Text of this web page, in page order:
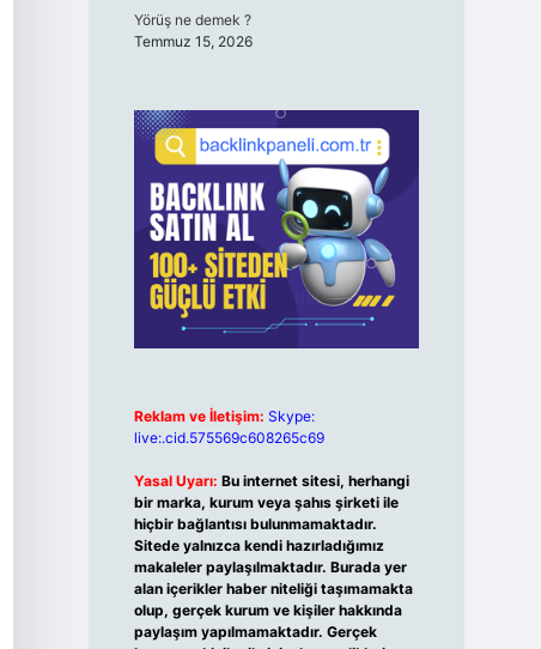
Yörüş ne demek ?
Temmuz 15, 2026
Reklam ve İletişim: Skype:
live:.cid.575569c608265c69
Yasal Uyarı: Bu internet sitesi, herhangi
bir marka, kurum veya şahıs şirketi ile
hiçbir bağlantısı bulunmamaktadır.
Sitede yalnızca kendi hazırladığımız
makaleler paylaşılmaktadır. Burada yer
alan içerikler haber niteliği taşımamakta
olup, gerçek kurum ve kişiler hakkında
paylaşım yapılmamaktadır. Gerçek